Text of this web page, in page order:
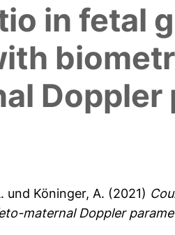
in fetal
Doppler
und Köninger, A. (2021)
maternal Doppler